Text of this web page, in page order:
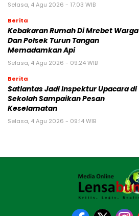
Selasa, 4 Agu 2026 - 17:03 WIB
Berita
Kebakaran Rumah Di Mrebet Warga
Dan Polsek Turun Tangan
Memadamkan Api
Selasa, 4 Agu 2026 - 09:24 WIB
Berita
Satlantas Jadi Inspektur Upacara di
Sekolah Sampaikan Pesan
Keselamatan
Selasa, 4 Agu 2026 - 09:14 WIB